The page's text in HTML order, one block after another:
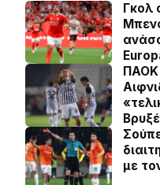
Γκολ
ΠΑΟΚ
με